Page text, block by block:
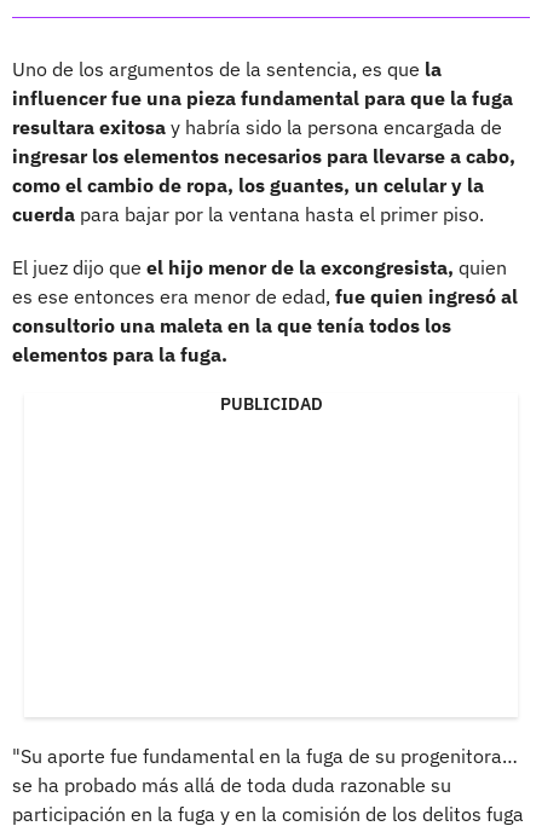
Uno de los argumentos de la sentencia, es que la
influencer fue una pieza fundamental para que la fuga
resultara exitosa y habría sido la persona encargada de
ingresar los elementos necesarios para llevarse a cabo,
como el cambio de ropa, los guantes, un celular y la
cuerda para bajar por la ventana hasta el primer piso.
El juez dijo que el hijo menor de la excongresista, quien
es ese entonces era menor de edad, fue quien ingresó al
consultorio una maleta en la que tenía todos los
elementos para la fuga.
PUBLICIDAD
"Su aporte fue fundamental en la fuga de su progenitora…
se ha probado más allá de toda duda razonable su
participación en la fuga y en la comisión de los delitos fuga